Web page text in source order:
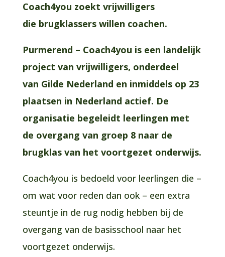
Coach4you zoekt vrijwilligers
die brugklassers willen coachen.
Purmerend – Coach4you is een landelijk
project van vrijwilligers, onderdeel
van Gilde Nederland en inmiddels op 23
plaatsen in Nederland actief. De
organisatie begeleidt leerlingen met
de overgang van groep 8 naar de
brugklas van het voortgezet onderwijs.
Coach4you is bedoeld voor leerlingen die –
om wat voor reden dan ook – een extra
steuntje in de rug nodig hebben bij de
overgang van de basisschool naar het
voortgezet onderwijs.